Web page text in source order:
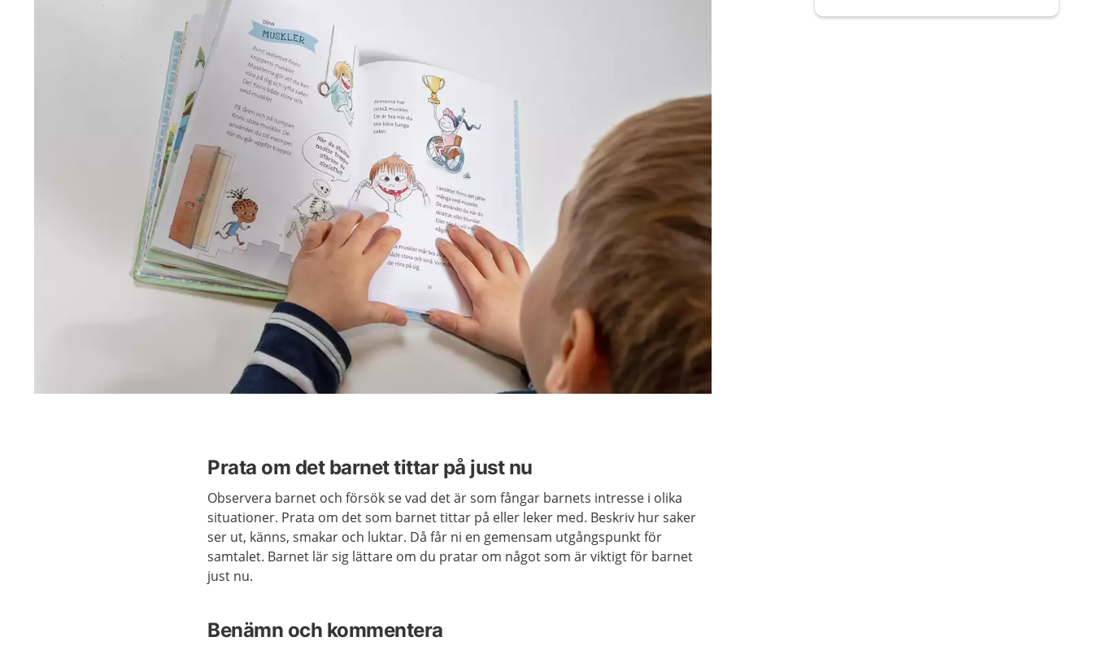
Prata om det barnet tittar på just nu
Observera barnet och försök se vad det är som fångar barnets intresse i olika
situationer. Prata om det som barnet tittar på eller leker med. Beskriv hur saker
ser ut, känns, smakar och luktar. Då får ni en gemensam utgångspunkt för
samtalet. Barnet lär sig lättare om du pratar om något som är viktigt för barnet
just nu.
Benämn och kommentera